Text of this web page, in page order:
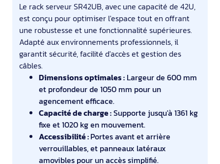
Le rack serveur SR42UB, avec une capacité de 42U,
est conçu pour optimiser l'espace tout en offrant
une robustesse et une fonctionnalité supérieures.
Adapté aux environnements professionnels, il
garantit sécurité, facilité d'accès et gestion des
câbles.
Dimensions optimales : Largeur de 600 mm
et profondeur de 1050 mm pour un
agencement efficace.
Capacité de charge :Supporte jusqu'à 1361 kg
fixe et 1020 kg en mouvement.
Accessibilité :Portes avant et arrière
verrouillables, et panneaux latéraux
amovibles pour un accès simplifié.